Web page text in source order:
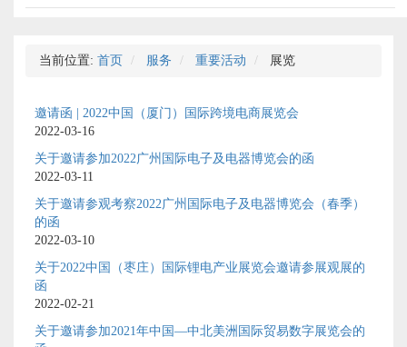
当前位置: 首页 服务 重要活动 展览
邀请函 | 2022中国（厦门）国际跨境电商展览会
2022-03-16
关于邀请参加2022广州国际电子及电器博览会的函
2022-03-11
关于邀请参观考察2022广州国际电子及电器博览会（春季）
的函
2022-03-10
关于2022中国（枣庄）国际锂电产业展览会邀请参展观展的
函
2022-02-21
关于邀请参加2021年中国—中北美洲国际贸易数字展览会的